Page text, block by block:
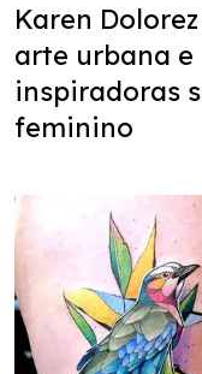
Karen
arte urbana e
inspiradoras
feminino